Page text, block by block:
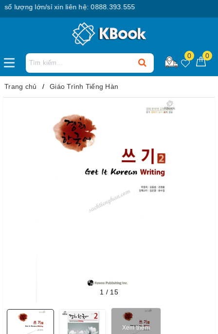
lượng lớn/sỉ xin liên hệ: 0888.393.555
0 0
Trang chủ Giáo Trình Tiếng Hàn
1 / 15
Xem thêm